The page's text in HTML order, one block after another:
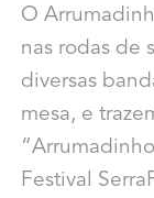
O
nas rodas de
diversas
mesa, e
Festival